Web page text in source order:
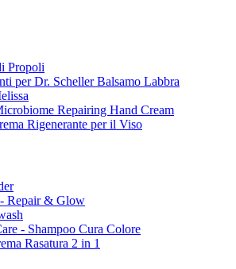
Propoli
per Dr. Scheller Balsamo Labbra
Repairing Hand Cream
Rigenerante per il Viso
Repair & Glow
- Shampoo Cura Colore
Rasatura 2 in 1